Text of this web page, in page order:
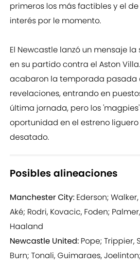
primeros los más factibles y el
interés por le momento.
El Newcastle lanzó un mensaje
en su partido contra el Aston
acabaron la temporada pasada
revelaciones, entrando en
última jornada, pero los
oportunidad en el estreno liguero
desatado.
Posibles alineaciones
Manchester City: Ederson;
Aké; Rodri, Kovacic, Foden;
Haaland
Newcastle United: Pope; Trippier,
Burn; Tonali, Guimaraes,